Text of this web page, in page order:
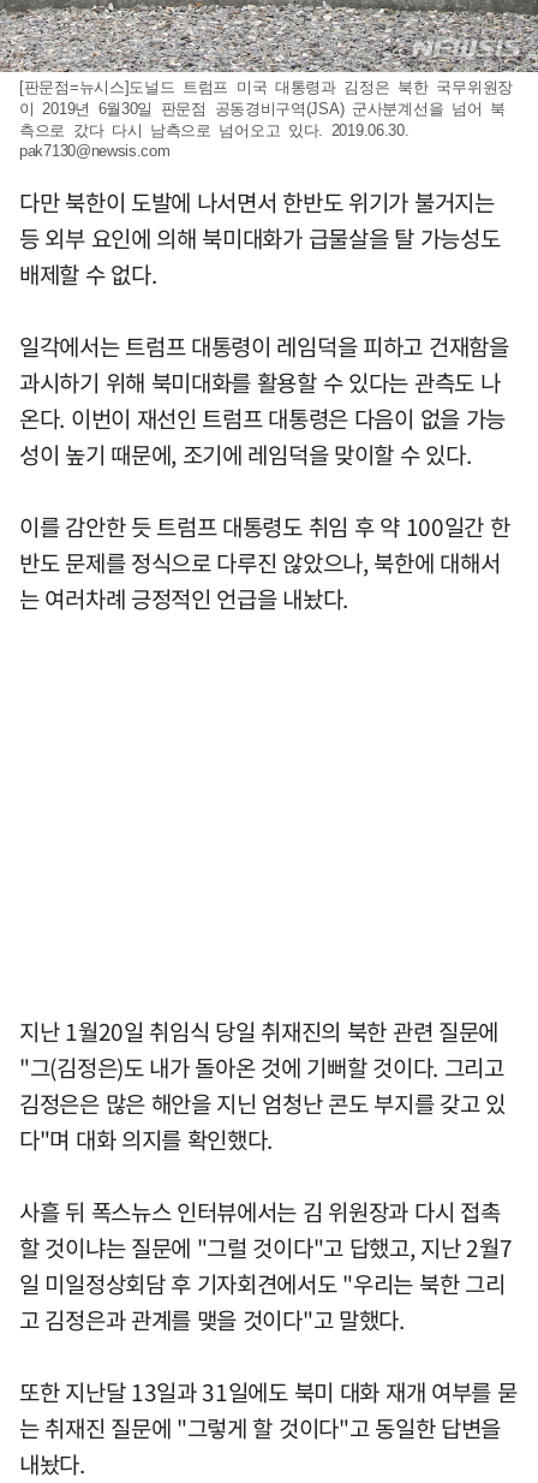
[판문점=뉴시스]도널드 트럼프 미국 대통령과 김정은 북한 국무위원장
이 2019년 6월30일 판문점 공동경비구역(JSA) 군사분계선을 넘어 북
측으로 갔다 다시 남측으로 넘어오고 있다. 2019.06.30.
pak7130@newsis.com
다만 북한이 도발에 나서면서 한반도 위기가 불거지는
등 외부 요인에 의해 북미대화가 급물살을 탈 가능성도
배제할 수 없다.
일각에서는 트럼프 대통령이 레임덕을 피하고 건재함을
과시하기 위해 북미대화를 활용할 수 있다는 관측도 나
온다. 이번이 재선인 트럼프 대통령은 다음이 없을 가능
성이 높기 때문에, 조기에 레임덕을 맞이할 수 있다.
이를 감안한 듯 트럼프 대통령도 취임 후 약 100일간 한
반도 문제를 정식으로 다루진 않았으나, 북한에 대해서
는 여러차례 긍정적인 언급을 내놨다.
지난 1월20일 취임식 당일 취재진의 북한 관련 질문에
"그(김정은)도 내가 돌아온 것에 기뻐할 것이다. 그리고
김정은은 많은 해안을 지닌 엄청난 콘도 부지를 갖고 있
다"며 대화 의지를 확인했다.
사흘 뒤 폭스뉴스 인터뷰에서는 김 위원장과 다시 접촉
할 것이냐는 질문에 "그럴 것이다"고 답했고, 지난 2월7
일 미일정상회담 후 기자회견에서도 "우리는 북한 그리
고 김정은과 관계를 맺을 것이다"고 말했다.
또한 지난달 13일과 31일에도 북미 대화 재개 여부를 묻
는 취재진 질문에 "그렇게 할 것이다"고 동일한 답변을
내놨다.